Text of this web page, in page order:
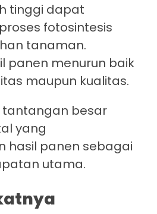
tinggi dapat
fotosintesis
tanaman.
panen menurun baik
maupun kualitas.
tantangan besar
yang
hasil panen sebagai
utama.